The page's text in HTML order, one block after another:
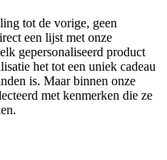
tot de vorige, geen
een lijst met onze
gepersonaliseerd product
het tot een uniek cadeau
is. Maar binnen onze
met kenmerken die ze